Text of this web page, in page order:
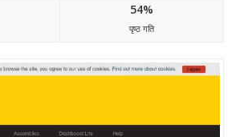
54%
पृष्ठ गति